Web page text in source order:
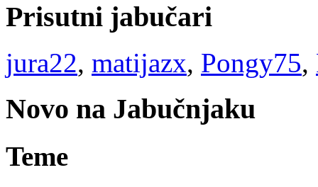
Prisutni jabučari
jura22, matijazx, Pongy75,
Novo na Jabučnjaku
Teme